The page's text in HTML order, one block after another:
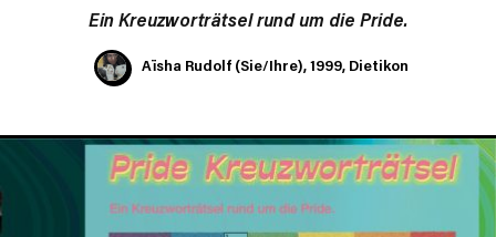
Ein Kreuzworträtsel rund um die Pride.
Aïsha Rudolf (Sie/Ihre), 1999, Dietikon